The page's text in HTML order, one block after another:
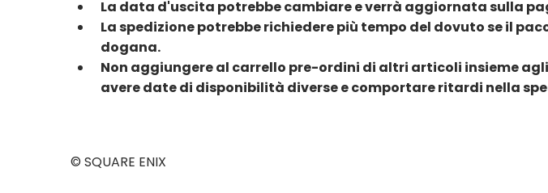
La data d'uscita potrebbe cambiare e verrà aggiornata sulla
La spedizione potrebbe richiedere più tempo del dovuto se il
dogana.
Non aggiungere al carrello pre-ordini di altri articoli insieme
avere date di disponibilità diverse e comportare ritardi nella
© SQUARE ENIX